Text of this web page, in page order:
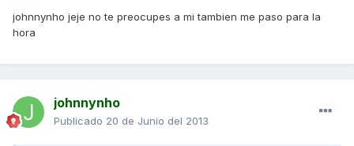
johnnynho jeje no te preocupes a mi tambien me paso para la
hora
johnnynho
Publicado 20 de Junio del 2013